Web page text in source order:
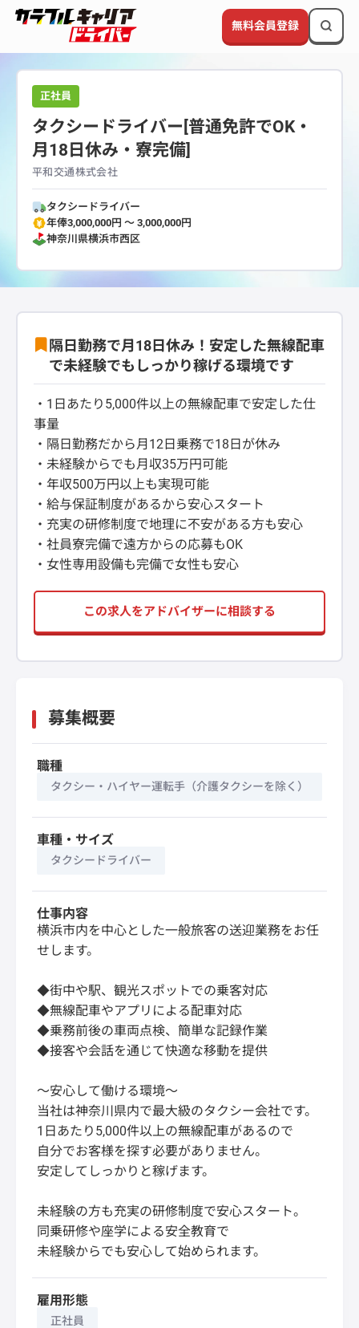
無料会員登録
正社員
タクシードライバー[普通免許でOK・
月18日休み・寮完備]
平和交通株式会社
タクシードライバー
年俸3,000,000円 〜 3,000,000円
神奈川県横浜市西区
隔日勤務で月18日休み！安定した無線配車
で未経験でもしっかり稼げる環境です
・1日あたり5,000件以上の無線配車で安定した仕
事量
・隔日勤務だから月12日乗務で18日が休み
・未経験からでも月収35万円可能
・年収500万円以上も実現可能
・給与保証制度があるから安心スタート
・充実の研修制度で地理に不安がある方も安心
・社員寮完備で遠方からの応募もOK
・女性専用設備も完備で女性も安心
この求人をアドバイザーに相談する
募集概要
職種
タクシー・ハイヤー運転手（介護タクシーを除く）
車種・サイズ
タクシードライバー
仕事内容
横浜市内を中心とした一般旅客の送迎業務をお任
せします。
◆街中や駅、観光スポットでの乗客対応
◆無線配車やアプリによる配車対応
◆乗務前後の車両点検、簡単な記録作業
◆接客や会話を通じて快適な移動を提供
～安心して働ける環境～
当社は神奈川県内で最大級のタクシー会社です。
1日あたり5,000件以上の無線配車があるので
自分でお客様を探す必要がありません。
安定してしっかりと稼げます。
未経験の方も充実の研修制度で安心スタート。
同乗研修や座学による安全教育で
未経験からでも安心して始められます。
雇用形態
正社員